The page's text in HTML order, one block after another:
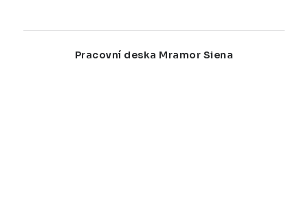
Pracovní deska Mramor Siena